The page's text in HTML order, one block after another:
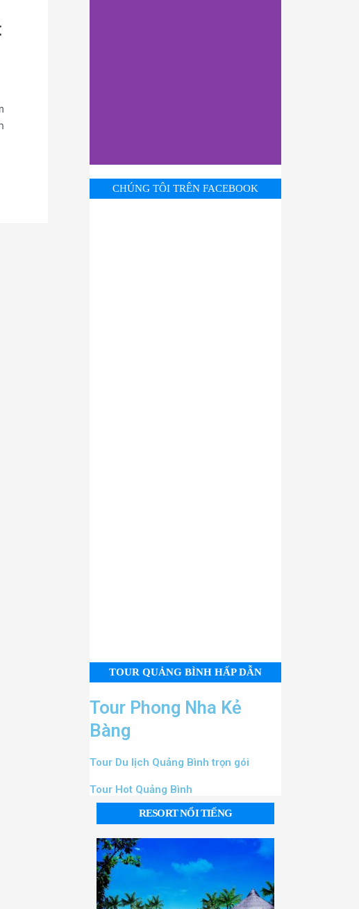
CHÚNG TÔI TRÊN FACEBOOK
TOUR QUẢNG BÌNH HẤP DẪN
Tour Phong Nha Kẻ
Bàng
Tour Du lịch Quảng Bình trọn gói
Tour Hot Quảng Bình
RESORT NỔI TIẾNG